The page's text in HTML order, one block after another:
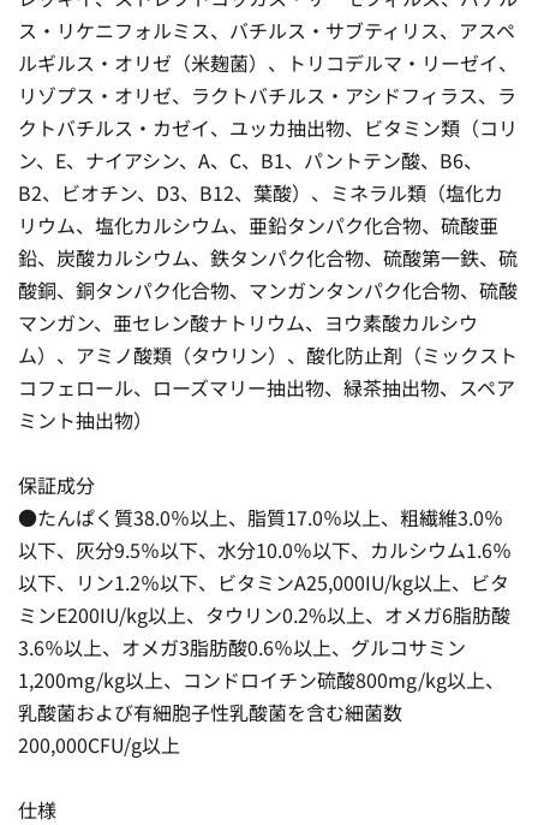
ス・リケニフォルミス、バチルス・サブティリス、アスペ
ルギルス・オリゼ（米麹菌）、トリコデルマ・リーゼイ、
リゾプス・オリゼ、ラクトバチルス・アシドフィラス、ラ
クトバチルス・カゼイ、ユッカ抽出物、ビタミン類（コリ
ン、E、ナイアシン、A、C、B1、パントテン酸、B6、
B2、ビオチン、D3、B12、葉酸）、ミネラル類（塩化カ
リウム、塩化カルシウム、亜鉛タンパク化合物、硫酸亜
鉛、炭酸カルシウム、鉄タンパク化合物、硫酸第一鉄、硫
酸銅、銅タンパク化合物、マンガンタンパク化合物、硫酸
マンガン、亜セレン酸ナトリウム、ヨウ素酸カルシウ
ム）、アミノ酸類（タウリン）、酸化防止剤（ミックスト
コフェロール、ローズマリー抽出物、緑茶抽出物、スペア
ミント抽出物）
保証成分
●たんぱく質38.0％以上、脂質17.0％以上、粗繊維3.0％
以下、灰分9.5％以下、水分10.0％以下、カルシウム1.6％
以下、リン1.2％以下、ビタミンA25,000IU/kg以上、ビタ
ミンE200IU/kg以上、タウリン0.2%以上、オメガ6脂肪酸
3.6％以上、オメガ3脂肪酸0.6％以上、グルコサミン
1,200mg/kg以上、コンドロイチン硫酸800mg/kg以上、
乳酸菌および有細胞子性乳酸菌を含む細菌数
200,000CFU/g以上
仕様